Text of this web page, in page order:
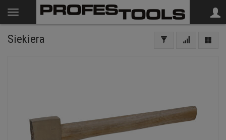
Siekiera